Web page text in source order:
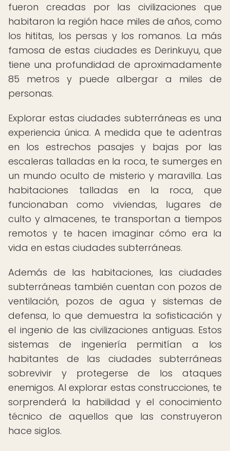
fueron creadas por las civilizaciones que
habitaron la región hace miles de años, como
los hititas, los persas y los romanos. La más
famosa de estas ciudades es Derinkuyu, que
tiene una profundidad de aproximadamente
85 metros y puede albergar a miles de
personas.
Explorar estas ciudades subterráneas es una
experiencia única. A medida que te adentras
en los estrechos pasajes y bajas por las
escaleras talladas en la roca, te sumerges en
un mundo oculto de misterio y maravilla. Las
habitaciones talladas en la roca, que
funcionaban como viviendas, lugares de
culto y almacenes, te transportan a tiempos
remotos y te hacen imaginar cómo era la
vida en estas ciudades subterráneas.
Además de las habitaciones, las ciudades
subterráneas también cuentan con pozos de
ventilación, pozos de agua y sistemas de
defensa, lo que demuestra la sofisticación y
el ingenio de las civilizaciones antiguas. Estos
sistemas de ingeniería permitían a los
habitantes de las ciudades subterráneas
sobrevivir y protegerse de los ataques
enemigos. Al explorar estas construcciones, te
sorprenderá la habilidad y el conocimiento
técnico de aquellos que las construyeron
hace siglos.